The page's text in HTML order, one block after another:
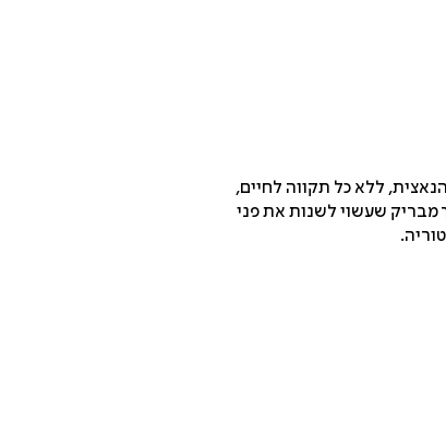
ללא כל תקווה לחיים,
מבריק שעשוי לשנות את פני